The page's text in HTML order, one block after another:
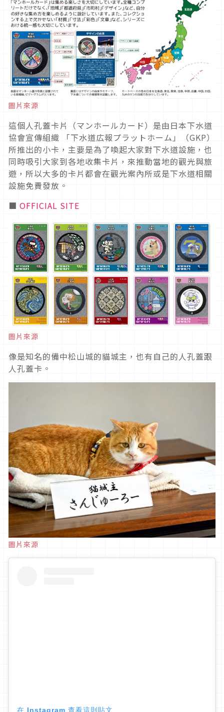
圖片來源
這個人孔蓋卡片（マンホールカード）是由日本下水道
協會宣傳組織 「下水道広報プラットホーム」（GKP）
所推出的小卡，主要是為了喚起大家對下水道設施，也
同時吸引大家到各地收集卡片，來推動當地的觀光與旅
遊，所以大多的卡片都會在觀光案內所或是下水道相關
設施免費發放。
■ OFFICIAL SITE
圖片來源
像是知名的備中松山城的貓城主，也有自己的人孔蓋跟
人孔蓋卡。
圖片來源
在 Instagram 查看這則貼文